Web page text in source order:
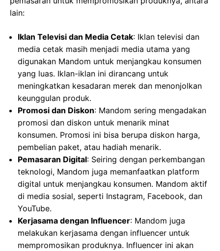
lain:
Iklan Televisi dan Media Cetak: Iklan televisi dan
media cetak masih menjadi media utama yang
digunakan Mandom untuk menjangkau konsumen
yang luas. Iklan-iklan ini dirancang untuk
meningkatkan kesadaran merek dan menonjolkan
keunggulan produk.
Promosi dan Diskon: Mandom sering mengadakan
promosi dan diskon untuk menarik minat
konsumen. Promosi ini bisa berupa diskon harga,
pembelian paket, atau hadiah menarik.
Pemasaran Digital: Seiring dengan perkembangan
teknologi, Mandom juga memanfaatkan platform
digital untuk menjangkau konsumen. Mandom aktif
di media sosial, seperti Instagram, Facebook, dan
YouTube.
Kerjasama dengan Influencer: Mandom juga
melakukan kerjasama dengan influencer untuk
mempromosikan produknya. Influencer ini akan